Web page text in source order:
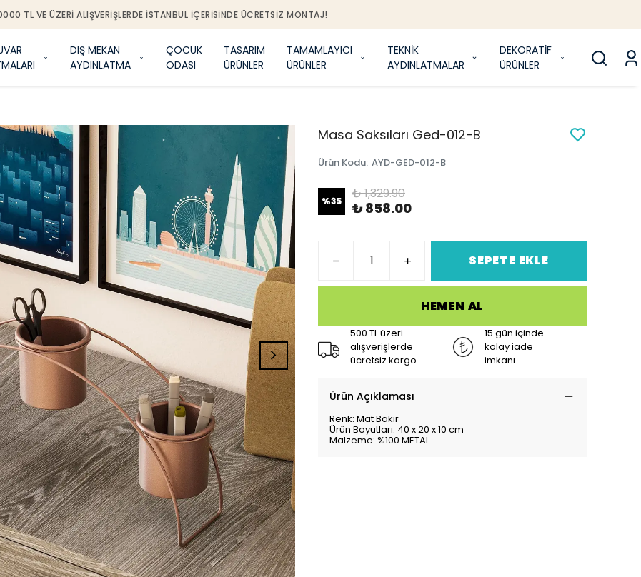
TL VE ÜZERI ALIŞVERIŞLERDE İSTANBUL IÇERISINDE ÜCRETSIZ MONTAJ!
DIŞ MEKAN
AYDINLATMA
ÇOCUK
ODASI
TASARIM
ÜRÜNLER
TAMAMLAYICI
ÜRÜNLER
TEKNİK
AYDINLATMALAR
DEKORATİF
ÜRÜNLER
Masa Saksıları Ged-012-B
Ürün Kodu: AYD-GED-012-B
%35 ₺ 1,329.90
₺ 858.00
SEPETE EKLE
HEMEN AL
500 TL üzeri
alışverişlerde
ücretsiz kargo
15 gün içinde
kolay iade
imkanı
Ürün Açıklaması
Renk: Mat Bakır
Ürün Boyutları: 40 x 20 x 10 cm
Malzeme: %100 METAL